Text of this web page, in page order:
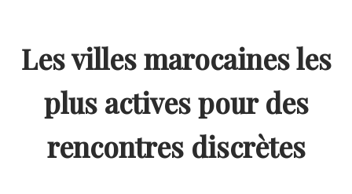
Les villes marocaines les
plus actives pour des
rencontres discrètes